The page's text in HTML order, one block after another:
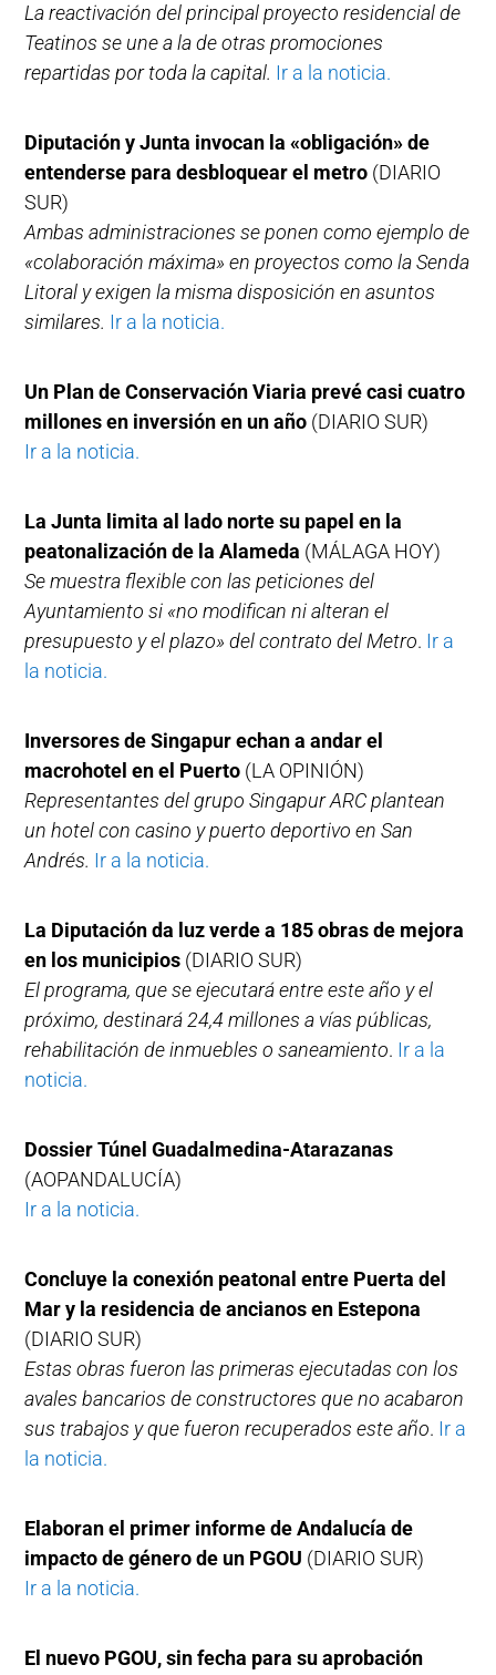
La reactivación del principal proyecto residencial de
Teatinos se une a la de otras promociones
repartidas por toda la capital. Ir a la noticia.
Diputación y Junta invocan la «obligación» de
entenderse para desbloquear el metro (DIARIO
SUR)
Ambas administraciones se ponen como ejemplo de
«colaboración máxima» en proyectos como la Senda
Litoral y exigen la misma disposición en asuntos
similares. Ir a la noticia.
Un Plan de Conservación Viaria prevé casi cuatro
millones en inversión en un año (DIARIO SUR)
Ir a la noticia.
La Junta limita al lado norte su papel en la
peatonalización de la Alameda (MÁLAGA HOY)
Se muestra flexible con las peticiones del
Ayuntamiento si «no modifican ni alteran el
presupuesto y el plazo» del contrato del Metro. Ir a
la noticia.
Inversores de Singapur echan a andar el
macrohotel en el Puerto (LA OPINIÓN)
Representantes del grupo Singapur ARC plantean
un hotel con casino y puerto deportivo en San
Andrés. Ir a la noticia.
La Diputación da luz verde a 185 obras de mejora
en los municipios (DIARIO SUR)
El programa, que se ejecutará entre este año y el
próximo, destinará 24,4 millones a vías públicas,
rehabilitación de inmuebles o saneamiento. Ir a la
noticia.
Dossier Túnel Guadalmedina-Atarazanas
(AOPANDALUCÍA)
Ir a la noticia.
Concluye la conexión peatonal entre Puerta del
Mar y la residencia de ancianos en Estepona
(DIARIO SUR)
Estas obras fueron las primeras ejecutadas con los
avales bancarios de constructores que no acabaron
sus trabajos y que fueron recuperados este año. Ir a
la noticia.
Elaboran el primer informe de Andalucía de
impacto de género de un PGOU (DIARIO SUR)
Ir a la noticia.
El nuevo PGOU, sin fecha para su aprobación